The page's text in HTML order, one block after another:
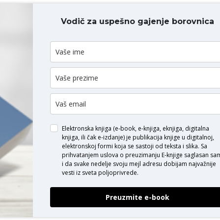
KOMENTAR
Vodič za uspešno gajenje borovnica
Elektronska knjiga (e-book, e-knjiga, eknjiga, digitalna
knjiga, ili čak e-izdanje) je publikacija knjige u digitalnoj,
elektronskoj formi koja se sastoji od teksta i slika. Sa
prihvatanjem uslova o preuzimanju E-knjige saglasan
i da svake nedelje svoju mejl adresu dobijam najvažnije
vesti iz sveta poljoprivrede.
Preuzmite e-book